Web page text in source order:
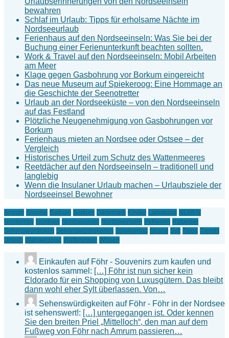
bewahren
Schlaf im Urlaub: Tipps für erholsame Nächte im
Nordseeurlaub
Ferienhaus auf den Nordseeinseln: Was Sie bei der
Buchung einer Ferienunterkunft beachten sollten.
Work & Travel auf den Nordseeinseln: Mobil Arbeiten
am Meer
Klage gegen Gasbohrung vor Borkum eingereicht
Das neue Museum auf Spiekeroog: Eine Hommage an
die Geschichte der Seenotretter
Urlaub an der Nordseeküste – von den Nordseeinseln
auf das Festland
Plötzliche Neugenehmigung von Gasbohrungen vor
Borkum
Ferienhaus mieten an Nordsee oder Ostsee – der
Vergleich
Historisches Urteil zum Schutz des Wattenmeeres
Reetdächer auf den Nordseeinseln – traditionell und
langlebig
Wenn die Insulaner Urlaub machen – Urlaubsziele der
Nordseeinsel Bewohner
Amrum Anreise Baltrum Borkum Dänemark KInder Langeoog NLWKN
Norderney Nordsee Nordseeinsel Nordseeinseln Pellworm Ratgeber
Sehenswürdigkeit Sehenswürdigkeiten Spiekeroog Strand Sylt Tipps Trends
Urlaub Wangerooge Wattenmeer Wissen
Einkaufen auf Föhr - Souvenirs zum kaufen und
kostenlos sammel: […] Föhr ist nun sicher kein
Eldorado für ein Shopping von Luxusgütern. Das bleibt
dann wohl eher Sylt überlassen. Von…
Sehenswürdigkeiten auf Föhr - Föhr in der Nordsee
ist sehenswert!: […] untergegangen ist. Oder kennen
Sie den breiten Priel „Mittelloch“, den man auf dem
Fußweg von Föhr nach Amrum passieren…